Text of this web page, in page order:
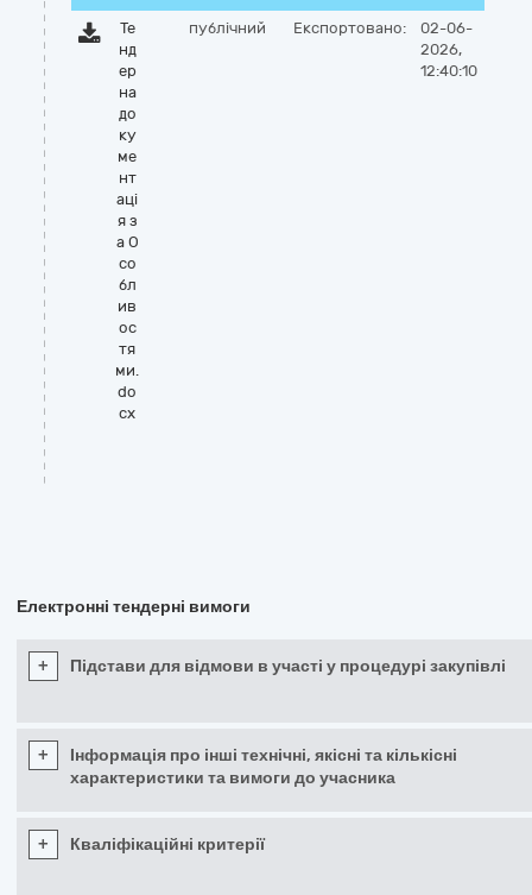
Те
нд
ер
на
до
ку
ме
нт
аці
я з
а О
со
бл
ив
ос
тя
ми.
do
cx
публічний Експортовано:
02-06-
2026,
12:40:10
Електронні тендерні вимоги
+ Підстави для відмови в участі у процедурі закупівлі
+
Інформація про інші технічні, якісні та кількісні
характеристики та вимоги до учасника
+ Кваліфікаційні критерії